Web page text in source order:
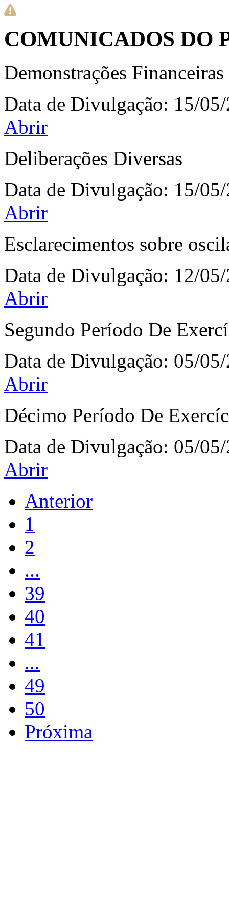
COMUNICADOS DO
Demonstrações
Data de Divulgação: 15/
Abrir
Deliberações Diversas
Data de Divulgação: 15/
Abrir
Esclarecimentos sobre
Data de Divulgação: 12/
Abrir
Segundo Período De
Data de Divulgação: 05/
Abrir
Décimo Período De
Data de Divulgação: 05/
Abrir
Anterior
1
2
...
39
40
41
...
49
50
Próxima